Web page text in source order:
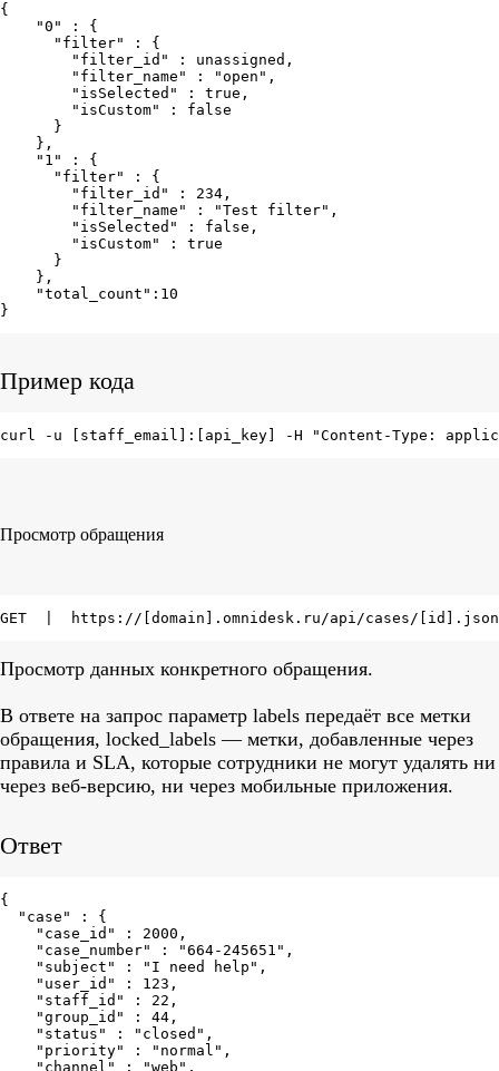
{
    "0" : {
      "filter" : {
        "filter_id" : unassigned,
        "filter_name" : "open",
        "isSelected" : true,
        "isCustom" : false
      }
    },
    "1" : {
      "filter" : {
        "filter_id" : 234,
        "filter_name" : "Test filter",
        "isSelected" : false,
        "isCustom" : true
      }
    },
    "total_count":10
}
Пример кода
curl -u [staff_email]:[api_key] -H "Content-Type:
Просмотр обращения
GET  |  https://[domain].omnidesk.ru/api/cases/[id].json
Просмотр данных конкретного обращения.
В ответе на запрос параметр labels передаёт все метки
обращения, locked_labels — метки, добавленные через
правила и SLA, которые сотрудники не могут удалять ни
через веб-версию, ни через мобильные приложения.
Ответ
{
  "case" : {
    "case_id" : 2000,
    "case_number" : "664-245651",
    "subject" : "I need help",
    "user_id" : 123,
    "staff_id" : 22,
    "group_id" : 44,
    "status" : "closed",
    "priority" : "normal",
    "channel" : "web",